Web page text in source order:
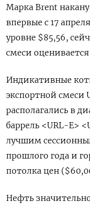
Марка Brent
впервые с 17
уровне $85,56,
смеси
Индикативные
экспортной смеси
располагались в
баррель <URL-E>
лучшим
прошлого года и
потолка цен
Нефть